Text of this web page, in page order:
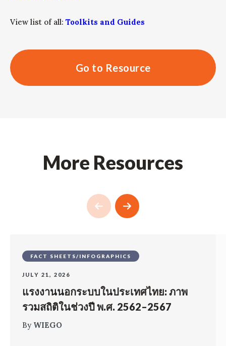
View list of all: Toolkits and Guides
Go to Resource
More Resources
FACT SHEETS/INFOGRAPHICS
JULY 21, 2026
แรงงานนอกระบบในประเทศไทย: ภาพ
รวมสถิติในช่วงปี พ.ศ. 2562–2567
By WIEGO